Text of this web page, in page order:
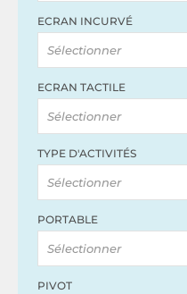
ECRAN INCURVÉ
Sélectionner
ECRAN TACTILE
Sélectionner
TYPE D'ACTIVITÉS
Sélectionner
PORTABLE
Sélectionner
PIVOT